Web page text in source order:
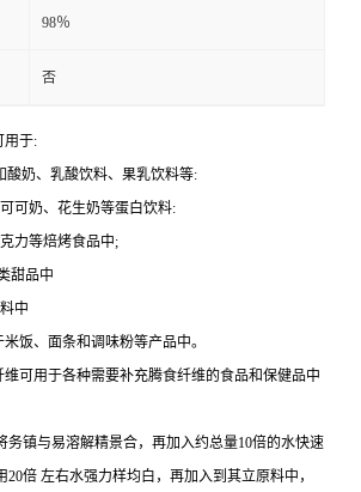
98％
否
用于:
酸奶、乳酸饮料、果乳饮料等:
可奶、花生奶等蛋白饮料:
力等焙烤食品中;
甜品中
中
饭、面条和调味粉等产品中。
可用于各种需要补充腾食纤维的食品和保健品中
务镇与易溶解精景合，再加入约总量10倍的水快速
倍 左右水强力样均白，再加入到其立原料中，